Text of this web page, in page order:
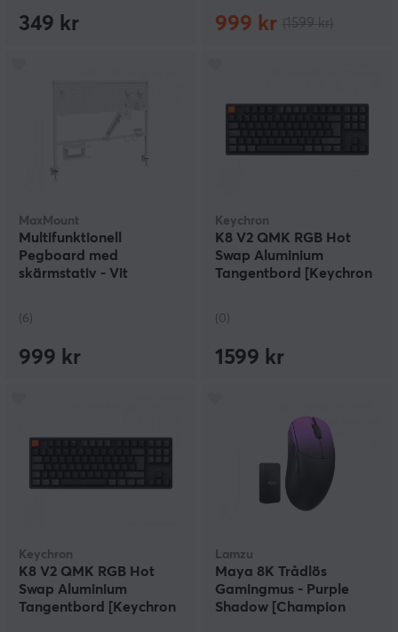
349 kr 999 kr
MaxMount
Multifunktionell
Pegboard med
skärmstativ - Vit
(6)
999 kr
Keychron
K8 V2 QMK RGB Hot
Swap Aluminium
Tangentbord [Keychron
(0)
1599 kr
Keychron
K8 V2 QMK RGB Hot
Swap Aluminium
Tangentbord [Keychron
Lamzu
Maya 8K Trådlös
Gamingmus - Purple
Shadow [Champion